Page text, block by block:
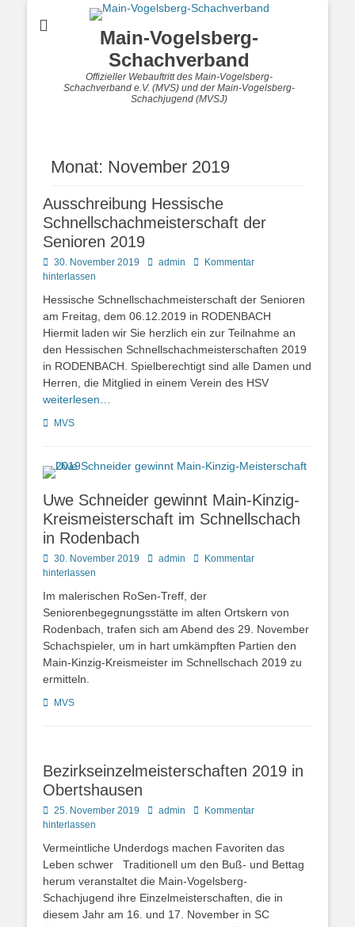
Main-Vogelsberg-
Schachverband
Offizieller Webauftritt des Main-Vogelsberg-
Schachverband e.V. (MVS) und der Main-Vogelsberg-
Schachjugend (MVSJ)
Monat: November 2019
Ausschreibung Hessische
Schnellschachmeisterschaft der
Senioren 2019
Posted
on
30. November 2019 Autoradmin
Kommentar
hinterlassen
Hessische Schnellschachmeisterschaft der Senioren
am Freitag, dem 06.12.2019 in RODENBACH
Hiermit laden wir Sie herzlich ein zur Teilnahme an
den Hessischen Schnellschachmeisterschaften 2019
in RODENBACH. Spielberechtigt sind alle Damen und
Herren, die Mitglied in einem Verein des HSV
weiterlesen…
Kategorien
MVS
Uwe Schneider gewinnt Main-Kinzig-
Kreismeisterschaft im Schnellschach
in Rodenbach
Posted
on
30. November 2019 Autoradmin
Kommentar
hinterlassen
Im malerischen RoSen-Treff, der
Seniorenbegegnungsstätte im alten Ortskern von
Rodenbach, trafen sich am Abend des 29. November
Schachspieler, um in hart umkämpften Partien den
Main-Kinzig-Kreismeister im Schnellschach 2019 zu
ermitteln.
Kategorien
MVS
Bezirkseinzelmeisterschaften 2019 in
Obertshausen
Posted
on
25. November 2019 Autoradmin
Kommentar
hinterlassen
Vermeintliche Underdogs machen Favoriten das
Leben schwer Traditionell um den Buß- und Bettag
herum veranstaltet die Main-Vogelsberg-
Schachjugend ihre Einzelmeisterschaften, die in
diesem Jahr am 16. und 17. November in SC